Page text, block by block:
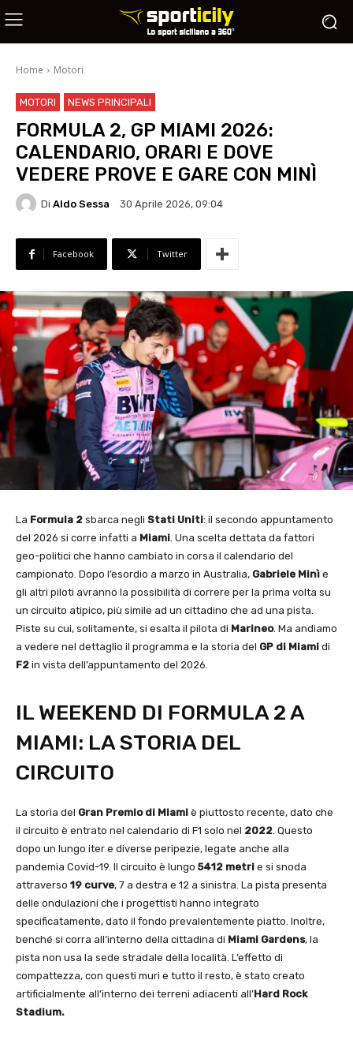
Home Motori
MOTORI NEWS PRINCIPALI
FORMULA 2, GP MIAMI 2026:
CALENDARIO, ORARI E DOVE
VEDERE PROVE E GARE CON MINÌ
Di Aldo Sessa 30 Aprile 2026, 09:04
Facebook Twitter
La Formula 2 sbarca negli Stati Uniti: il secondo appuntamento
del 2026 si corre infatti a Miami. Una scelta dettata da fattori
geo-politici che hanno cambiato in corsa il calendario del
campionato. Dopo l’esordio a marzo in Australia, Gabriele Minì e
gli altri piloti avranno la possibilità di correre per la prima volta su
un circuito atipico, più simile ad un cittadino che ad una pista.
Piste su cui, solitamente, si esalta il pilota di Marineo. Ma andiamo
a vedere nel dettaglio il programma e la storia del GP di Miami di
F2 in vista dell’appuntamento del 2026.
IL WEEKEND DI FORMULA 2 A
MIAMI: LA STORIA DEL
CIRCUITO
La storia del Gran Premio di Miami è piuttosto recente, dato che
il circuito è entrato nel calendario di F1 solo nel 2022. Questo
dopo un lungo iter e diverse peripezie, legate anche alla
pandemia Covid-19. Il circuito è lungo 5412 metri e si snoda
attraverso 19 curve, 7 a destra e 12 a sinistra. La pista presenta
delle ondulazioni che i progettisti hanno integrato
specificatamente, dato il fondo prevalentemente piatto. Inoltre,
benché si corra all’interno della cittadina di Miami Gardens, la
pista non usa la sede stradale della località. L’effetto di
compattezza, con questi muri e tutto il resto, è stato creato
artificialmente all’interno dei terreni adiacenti all’Hard Rock
Stadium.